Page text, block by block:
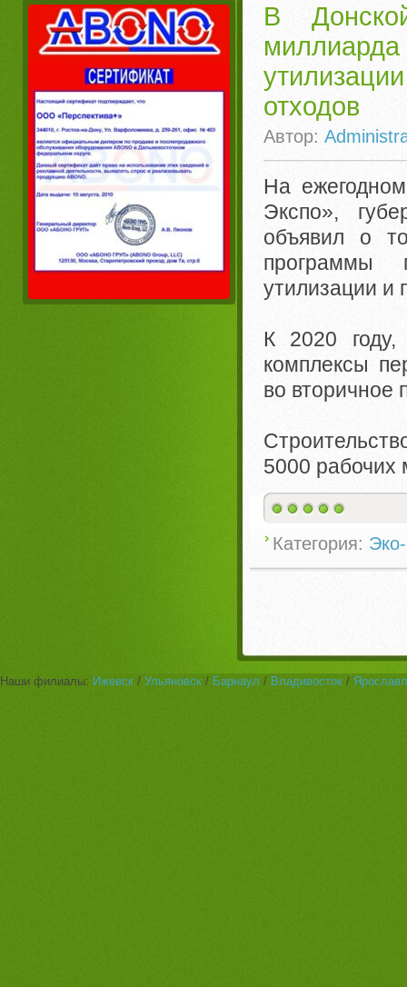
В
миллиарда
отходов
Автор:
На
Экспо»,
объявил о
программы
утилизации и
К 2020 году,
комплексы
во вторичное
5000 рабочих
Категория:
Наши филиалы: Ижевск / Ульяновск / Барнаул / Владивосток /